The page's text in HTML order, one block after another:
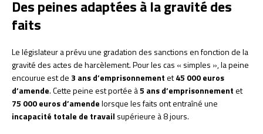
Des peines adaptées à la gravité des
faits
Le législateur a prévu une gradation des sanctions en fonction de la
gravité des actes de harcèlement. Pour les cas « simples », la peine
encourue est de 3 ans d’emprisonnementet45 000 euros
d’amende. Cette peine est portée à5 ans d’emprisonnementet
75 000 euros d’amendelorsque les faits ont entraîné une
incapacité totale de travail supérieure à 8 jours.